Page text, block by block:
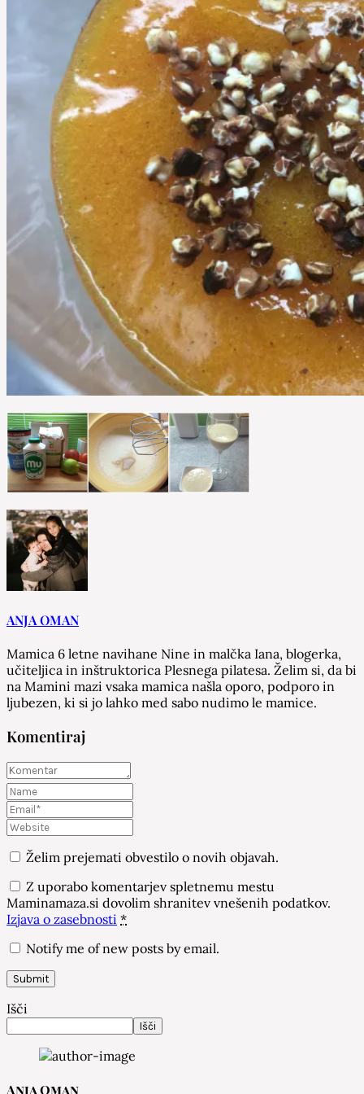
ANJA OMAN
Mamica 6 letne navihane Nine in malčka Iana, blogerka,
učiteljica in inštruktorica Plesnega pilatesa. Želim si, da bi
na Mamini mazi vsaka mamica našla oporo, podporo in
ljubezen, ki si jo lahko med sabo nudimo le mamice.
Komentiraj
Želim prejemati obvestilo o novih objavah.
Z uporabo komentarjev spletnemu mestu
Maminamaza.si dovolim shranitev vnešenih podatkov.
Izjava o zasebnosti *
Notify me of new posts by email.
Išči
Išči
Anja Oman